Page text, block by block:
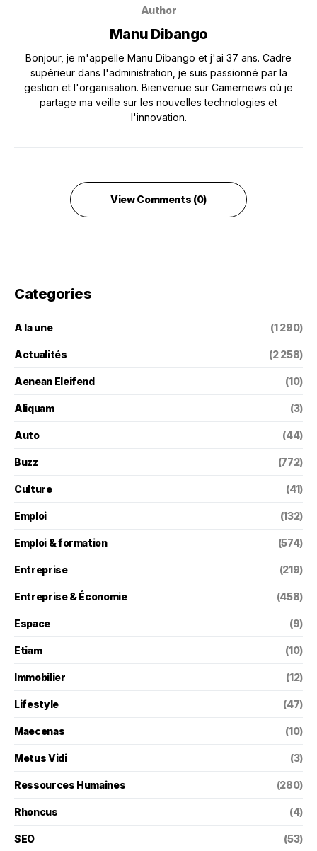
Author
Manu Dibango
Bonjour, je m'appelle Manu Dibango et j'ai 37 ans. Cadre
supérieur dans l'administration, je suis passionné par la
gestion et l'organisation. Bienvenue sur Camernews où je
partage ma veille sur les nouvelles technologies et
l'innovation.
View Comments (0)
Categories
A la une (1 290)
Actualités (2 258)
Aenean Eleifend (10)
Aliquam (3)
Auto (44)
Buzz (772)
Culture (41)
Emploi (132)
Emploi & formation (574)
Entreprise (219)
Entreprise & Économie (458)
Espace (9)
Etiam (10)
Immobilier (12)
Lifestyle (47)
Maecenas (10)
Metus Vidi (3)
Ressources Humaines (280)
Rhoncus (4)
SEO (53)